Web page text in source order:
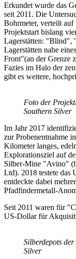
Erkundet wurde das
seit 2011. Die
Bohrmeter, verteilt
Projektstart bislang
Lagerstätten: "Blind",
Lagerstätten nahe
Front"(an der Grenze
Fazies im Halo der
gibt es weitere,
Foto der
Southern Silver
Im Jahr 2017
zur Probenentnahme
Kilometer langes,
Explorationsziel auf
Silber-Mine "Avino"
Ltd). 2018 testete das
entdeckte dabei
Pfadfindermetall-
Seit 2011 waren für
US-Dollar für
Silberdepots
Silver